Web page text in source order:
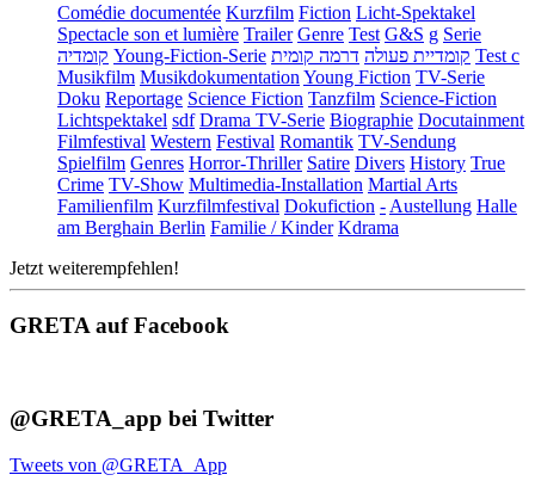
Comédie documentée Kurzfilm Fiction Licht-Spektakel
Spectacle son et lumière Trailer Genre Test G&S g Serie
קומדיה Young-Fiction-Serie קומדיית פעולה דרמה קומית
Test c
Musikfilm Musikdokumentation Young Fiction TV-Serie
Doku Reportage Science Fiction Tanzfilm Science-Fiction
Lichtspektakel sdf Drama TV-Serie Biographie Docutainment
Filmfestival Western Festival Romantik TV-Sendung
Spielfilm Genres Horror-Thriller Satire Divers History True
Crime TV-Show Multimedia-Installation Martial Arts
Familienfilm Kurzfilmfestival Dokufiction - Austellung Halle
am Berghain Berlin Familie / Kinder Kdrama
Jetzt weiterempfehlen!
GRETA auf Facebook
@GRETA_app bei Twitter
Tweets von @GRETA_App